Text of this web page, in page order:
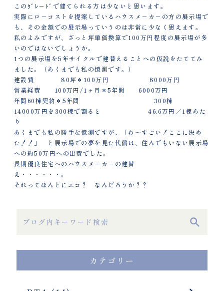
このｸﾞﾚ－ﾄﾞで建てられる方は少ないと思います。
実際にロ－コストを提案しているハウスメ－カ－の方の展示場で
も、その金額での展示場っていうのは非常に少なく思えます。
私のよみですが、ざっと坪単価換算で100万円程度の展示場が多
いのではないでしょうか。
1つの展示場を5年サイクルで建替えることへの仮説をたててみ
ました。（あくまでも私の憶測です。）
建設費 80坪＊100万円 8000万円
営業経費 100万円/1ヶ月＊5年間 6000万円
年間60棟契約＊5年間 300棟
14000万円を300棟で割ると 46.6万円／1棟あた
り
あくまでも私の勝手な憶測ですが、「わ～すごい！ここに決め
た！！」 と展示場での夢を見た代償は、住んでもいない展示場
への約50万円への出費でした。
長期優良住宅へのハウスメ－カ－の建替
え・・・・・・。
それってほんとにエコ？ なんだろうか？？
カテゴリー